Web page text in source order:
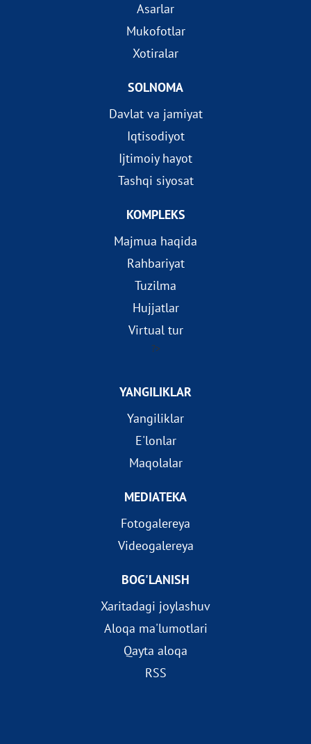
Asarlar
Mukofotlar
Xotiralar
SOLNOMA
Davlat va jamiyat
Iqtisodiyot
Ijtimoiy hayot
Tashqi siyosat
KOMPLEKS
Majmua haqida
Rahbariyat
Tuzilma
Hujjatlar
Virtual tur
?>
YANGILIKLAR
Yangiliklar
E'lonlar
Maqolalar
MEDIATEKA
Fotogalereya
Videogalereya
BOG'LANISH
Xaritadagi joylashuv
Aloqa ma'lumotlari
Qayta aloqa
RSS